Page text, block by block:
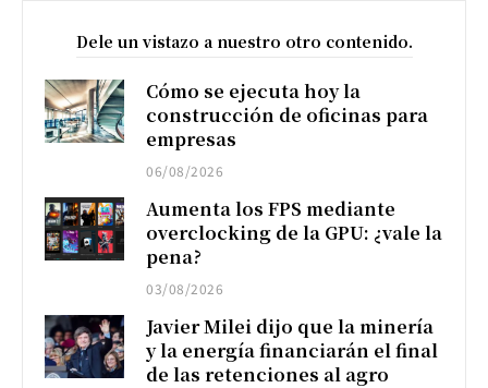
Dele un vistazo a nuestro otro contenido.
Cómo se ejecuta hoy la
construcción de oficinas para
empresas
06/08/2026
Aumenta los FPS mediante
overclocking de la GPU: ¿vale la
pena?
03/08/2026
Javier Milei dijo que la minería
y la energía financiarán el final
de las retenciones al agro